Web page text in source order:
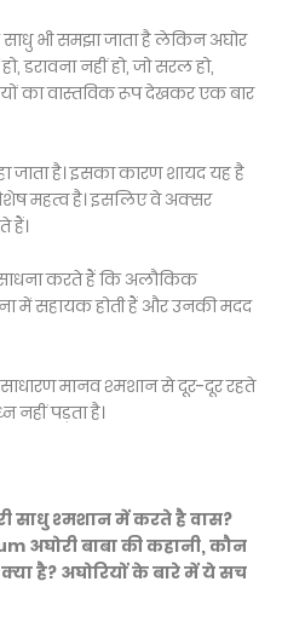
भी समझा जाता है लेकिन अघोर
डरावना नहीं हो, जो सरल हो,
का वास्तविक रूप देखकर एक बार
जाता है। इसका कारण शायद यह है
महत्व है। इसलिए वे अक्सर
हैं।
करते हैं कि अलौकिक
में सहायक होती हैं और उनकी मदद
मानव श्मशान से दूर-दूर रहते
नहीं पड़ता है।
साधु श्‍मशान में करते है वास?
बाबा की कहानी, कौन
क्या है? अघोरियों के बारे में ये सच